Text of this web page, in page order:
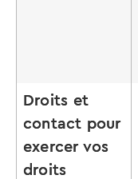
Droits et
contact pour
exercer vos
droits